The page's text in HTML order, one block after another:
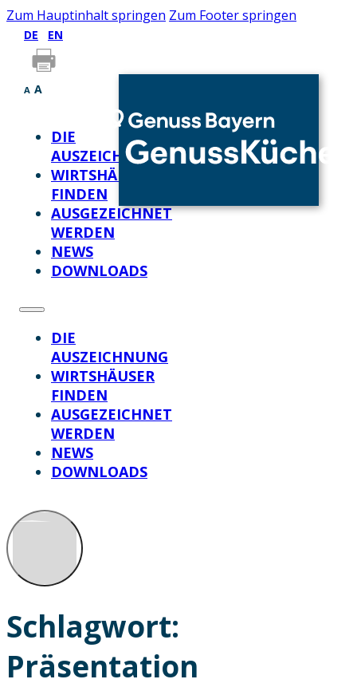
Zum Hauptinhalt springen Zum Footer springen
DE EN
A A
DIE
AUSZEICHNUNG
WIRTSHÄUSER
FINDEN
AUSGEZEICHNET
WERDEN
NEWS
DOWNLOADS
DIE
AUSZEICHNUNG
WIRTSHÄUSER
FINDEN
AUSGEZEICHNET
WERDEN
NEWS
DOWNLOADS
Schlagwort:
Präsentation